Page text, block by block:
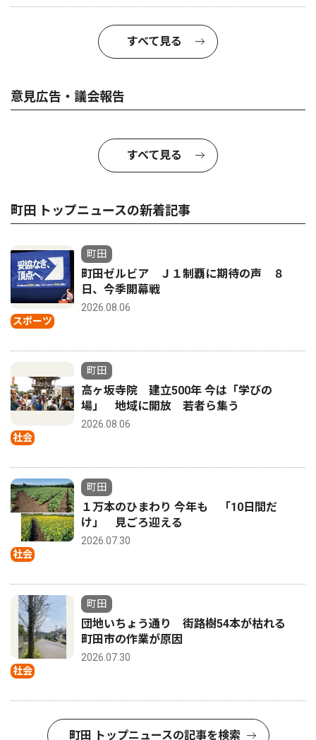
すべて見る
意見広告・議会報告
すべて見る
町田 トップニュースの新着記事
スポーツ
町田
町田ゼルビア Ｊ１制覇に期待の声 ８
日、今季開幕戦
2026.08.06
社会
町田
高ヶ坂寺院 建立500年 今は「学びの
場」 地域に開放 若者ら集う
2026.08.06
社会
町田
１万本のひまわり 今年も 「10日間だ
け」 見ごろ迎える
2026.07.30
社会
町田
団地いちょう通り 街路樹54本が枯れる
町田市の作業が原因
2026.07.30
町田 トップニュースの記事を検索